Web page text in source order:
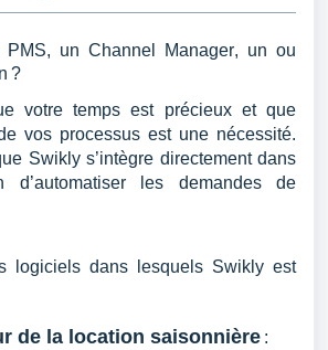
PMS, un Channel Manager, un ou
?
votre temps est précieux et que
vos processus est une nécessité.
Swikly s’intègre directement dans
d’automatiser les demandes de
logiciels dans lesquels Swikly est
de la location saisonnière :